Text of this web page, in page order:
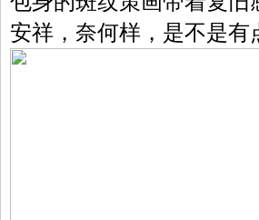
安祥，奈何样，是不是有